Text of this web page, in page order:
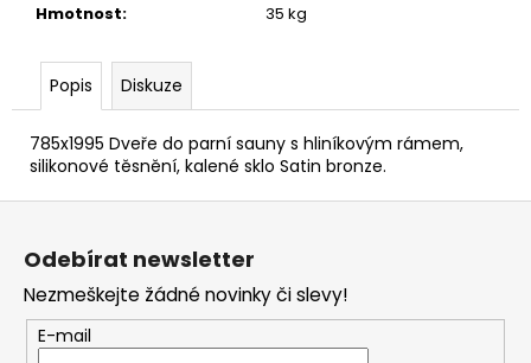
Hmotnost: 35 kg
Popis Diskuze
785x1995 Dveře do parní sauny s hliníkovým rámem,
silikonové těsnění, kalené sklo Satin bronze.
u
m
e
SAUNOVÁ
KAMNA
NA
DŘEVO
HARVIA
LINEAR
Z
Odebírat newsletter
Nezmeškejte žádné novinky či slevy!
E-mail